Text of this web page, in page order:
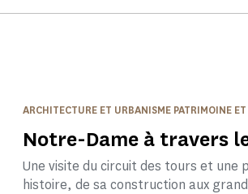
Notre-Dame à travers
ARCHITECTURE ET URBANISME PATRIMOINE
Une visite du circuit des tours et une
histoire, de sa construction aux